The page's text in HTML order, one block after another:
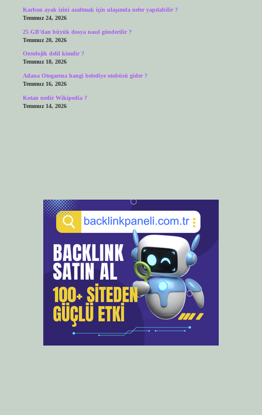
Karbon ayak izini azaltmak için ulaşımda neler yapılabilir ?
Temmuz 24, 2026
25 GB’dan büyük dosya nasıl gönderilir ?
Temmuz 20, 2026
Ontolojik delil kimdir ?
Temmuz 18, 2026
Adana Otogarına hangi belediye otobüsü gider ?
Temmuz 16, 2026
Kotan nedir Wikipedia ?
Temmuz 14, 2026